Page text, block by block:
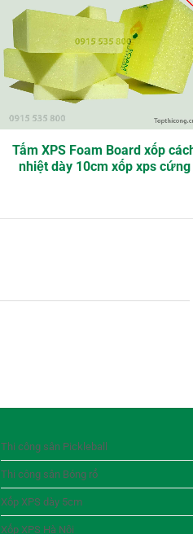
Tấm XPS Foam Board xốp
nhiệt dày 10cm xốp xps cứng
Thi công sân Pickleball
Thi công sân Bóng rổ
Xốp XPS dày 5cm
Xốp XPS Hà Nội